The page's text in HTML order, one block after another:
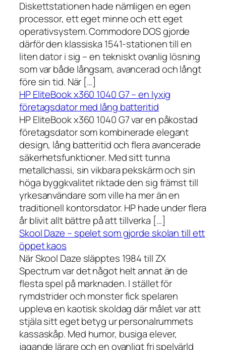
Diskettstationen hade nämligen en egen
processor, ett eget minne och ett eget
operativsystem. Commodore DOS gjorde
därför den klassiska 1541-stationen till en
liten dator i sig – en tekniskt ovanlig lösning
som var både långsam, avancerad och långt
före sin tid. När […]
HP EliteBook x360 1040 G7 – en lyxig
företagsdator med lång batteritid
HP EliteBook x360 1040 G7 var en påkostad
företagsdator som kombinerade elegant
design, lång batteritid och flera avancerade
säkerhetsfunktioner. Med sitt tunna
metallchassi, sin vikbara pekskärm och sin
höga byggkvalitet riktade den sig främst till
yrkesanvändare som ville ha mer än en
traditionell kontorsdator. HP hade under flera
år blivit allt bättre på att tillverka […]
Skool Daze – spelet som gjorde skolan till ett
öppet kaos
När Skool Daze släpptes 1984 till ZX
Spectrum var det något helt annat än de
flesta spel på marknaden. I stället för
rymdstrider och monster fick spelaren
uppleva en kaotisk skoldag där målet var att
stjäla sitt eget betyg ur personalrummets
kassaskåp. Med humor, busiga elever,
jagande lärare och en ovanligt fri spelvärld